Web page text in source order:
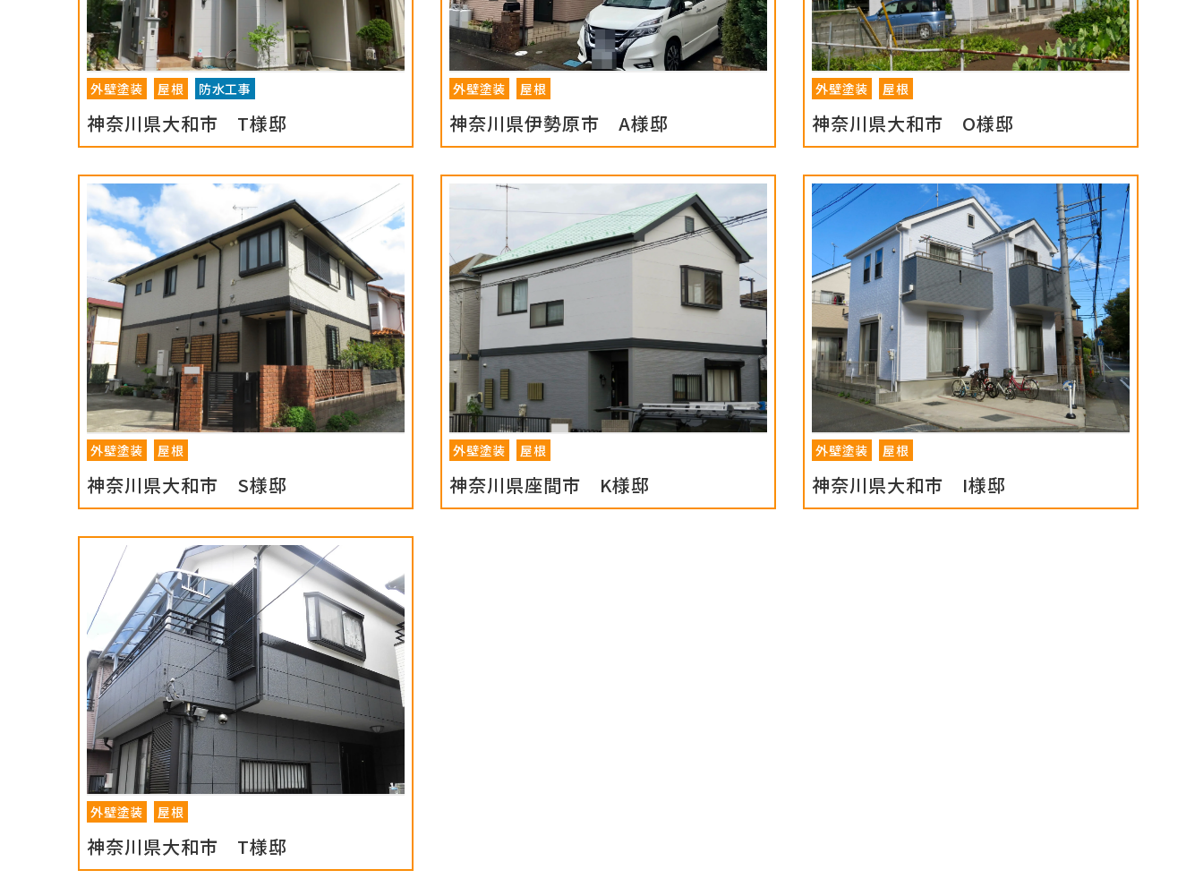
外壁塗装 屋根 防水工事
神奈川県大和市 T様邸
外壁塗装 屋根
神奈川県伊勢原市 A様邸
外壁塗装 屋根
神奈川県大和市 O様邸
外壁塗装 屋根
神奈川県大和市 S様邸
外壁塗装 屋根
神奈川県座間市 K様邸
外壁塗装 屋根
神奈川県大和市 I様邸
外壁塗装 屋根
神奈川県大和市 T様邸